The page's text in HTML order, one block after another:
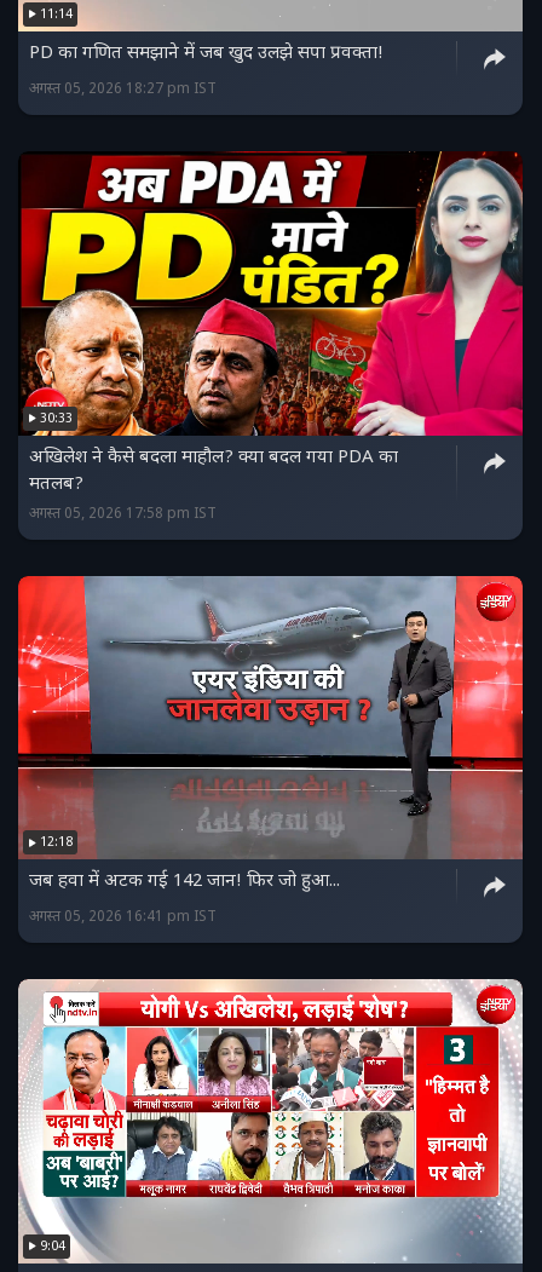
11:14
PD का गणित समझाने में जब खुद उलझे सपा प्रवक्ता!
अगस्त 05, 2026 18:27 pm IST
30:33
अखिलेश ने कैसे बदला माहौल? क्या बदल गया PDA का
मतलब?
अगस्त 05, 2026 17:58 pm IST
12:18
जब हवा में अटक गई 142 जान! फिर जो हुआ...
अगस्त 05, 2026 16:41 pm IST
9:04